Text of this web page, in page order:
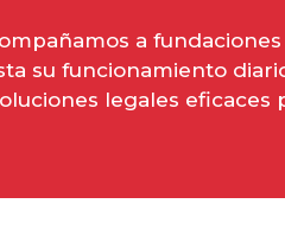
a
su funcionamiento
legales eficaces